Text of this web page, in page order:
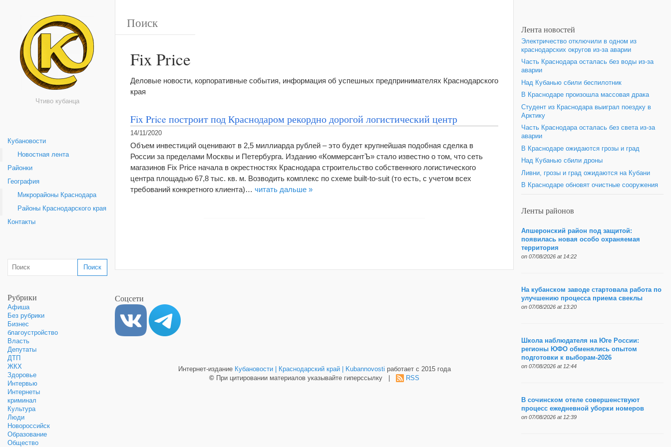
Чтиво кубанца
Кубановости
Новостная лента
Районки
География
Микрорайоны Краснодара
Районы Краснодарского края
Контакты
Рубрики
Афиша
Без рубрики
Бизнес
благоустройство
Власть
Депутаты
ДТП
ЖКХ
Здоровье
Интервью
Интернеты
криминал
Культура
Люди
Новороссийск
Образование
Общество
Fix Price
Деловые новости, корпоративные события, информация об успешных предпринимателях Краснодарского
края
Fix Price построит под Краснодаром рекордно дорогой логистический центр
14/11/2020
Объем инвестиций оценивают в 2,5 миллиарда рублей – это будет крупнейшая подобная сделка в
России за пределами Москвы и Петербурга. Изданию «КоммерсантЪ» стало известно о том, что сеть
магазинов Fix Price начала в окрестностях Краснодара строительство собственного логистического
центра площадью 67,8 тыс. кв. м. Возводить комплекс по схеме built-to-suit (то есть, с учетом всех
требований конкретного клиента)… читать дальше »
Лента новостей
Электричество отключили в одном из
краснодарских округов из-за аварии
Часть Краснодара осталась без воды из-за
аварии
Над Кубанью сбили беспилотник
В Краснодаре произошла массовая драка
Студент из Краснодара выиграл поездку в
Арктику
Часть Краснодара осталась без света из-за
аварии
В Краснодаре ожидаются грозы и град
Над Кубанью сбили дроны
Ливни, грозы и град ожидаются на Кубани
В Краснодаре обновят очистные сооружения
Ленты районов
Апшеронский район под защитой:
появилась новая особо охраняемая
территория
on 07/08/2026 at 14:22
На кубанском заводе стартовала работа по
улучшению процесса приема свеклы
on 07/08/2026 at 13:20
Школа наблюдателя на Юге России:
регионы ЮФО обменялись опытом
подготовки к выборам-2026
on 07/08/2026 at 12:44
В сочинском отеле совершенствуют
процесс ежедневной уборки номеров
on 07/08/2026 at 12:39
Соцсети
Интернет-издание Кубановости | Краснодарский край | Kubannovosti работает с 2015 года
© При цитировании материалов указывайте гиперссылку | RSS